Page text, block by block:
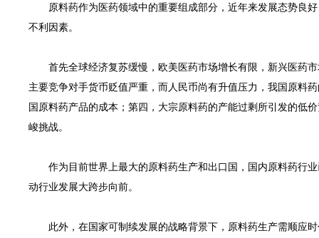
原料药作为医药领域中的重要组成部分，近年来发展态势良好
不利因素。
首先全球经济复苏缓慢，欧美医药市场增长有限，新兴医药市
主要竞争对手货币贬值严重，而人民币尚有升值压力，我国原料
国原料药产品的成本；第四，大宗原料药的产能过剩所引发的低
峻挑战。
作为目前世界上最大的原料药生产和出口国，国内原料药行业
动行业发展大跨步向前。
此外，在国家可制续发展的战略背景下，原料药生产需顺应时